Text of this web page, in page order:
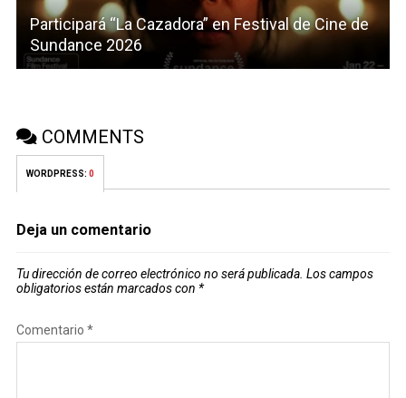
Participará “La Cazadora” en Festival de Cine de
Sundance 2026
COMMENTS
WORDPRESS: 0
Deja un comentario
Tu dirección de correo electrónico no será publicada. Los campos
obligatorios están marcados con *
Comentario *